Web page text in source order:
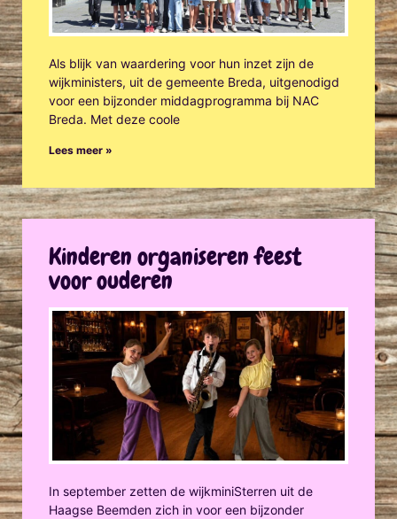
Als blijk van waardering voor hun inzet zijn de
wijkministers, uit de gemeente Breda, uitgenodigd
voor een bijzonder middagprogramma bij NAC
Breda. Met deze coole
Lees meer »
Kinderen organiseren feest
voor ouderen
In september zetten de wijkminiSterren uit de
Haagse Beemden zich in voor een bijzonder